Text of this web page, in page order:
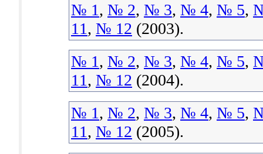
№ 1, № 2, № 3, № 4, № 5,
11, № 12 (2003).
№ 1, № 2, № 3, № 4, № 5,
11, № 12 (2004).
№ 1, № 2, № 3, № 4, № 5,
11, № 12 (2005).